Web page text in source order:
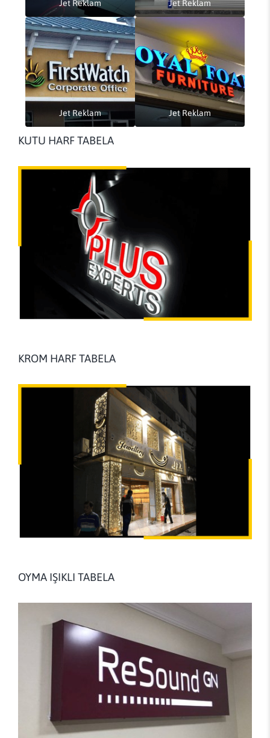
Jet Reklam Jet Reklam
Jet Reklam Jet Reklam
KUTU HARF TABELA
KROM HARF TABELA
OYMA IŞIKLI TABELA